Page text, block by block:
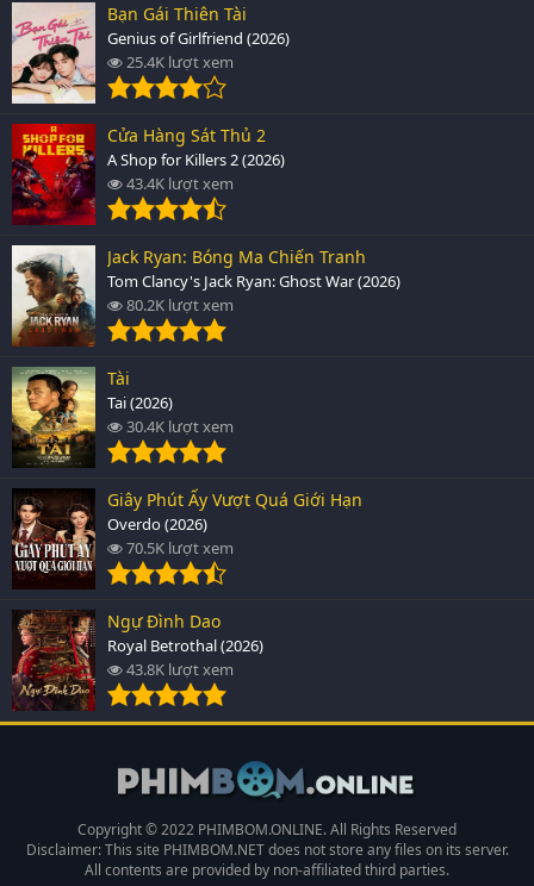
Bạn Gái Thiên Tài
Genius of Girlfriend (2026)
25.4K lượt xem
Cửa Hàng Sát Thủ 2
A Shop for Killers 2 (2026)
43.4K lượt xem
Jack Ryan: Bóng Ma Chiến Tranh
Tom Clancy's Jack Ryan: Ghost War (2026)
80.2K lượt xem
Tài
Tai (2026)
30.4K lượt xem
Giây Phút Ấy Vượt Quá Giới Hạn
Overdo (2026)
70.5K lượt xem
Ngự Đình Dao
Royal Betrothal (2026)
43.8K lượt xem
Copyright © 2022 PHIMBOM.ONLINE. All Rights Reserved
Disclaimer: This site PHIMBOM.NETdoes not store any files on its server.
All contents are provided by non-affiliated third parties.